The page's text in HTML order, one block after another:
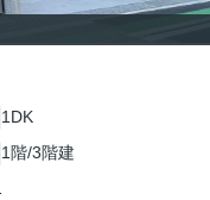
1DK
1階/3階建